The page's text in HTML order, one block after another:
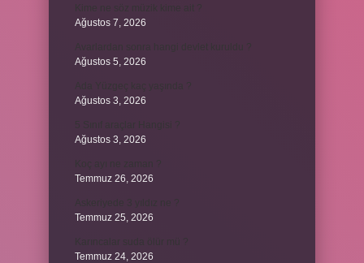
Ağustos 7, 2026
Ağustos 5, 2026
Ağustos 3, 2026
Ağustos 3, 2026
Temmuz 26, 2026
Temmuz 25, 2026
Temmuz 24, 2026